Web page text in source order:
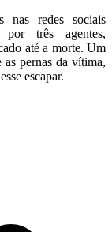
nas redes sociais
três agentes,
até a morte. Um
pernas da vítima,
escapar.